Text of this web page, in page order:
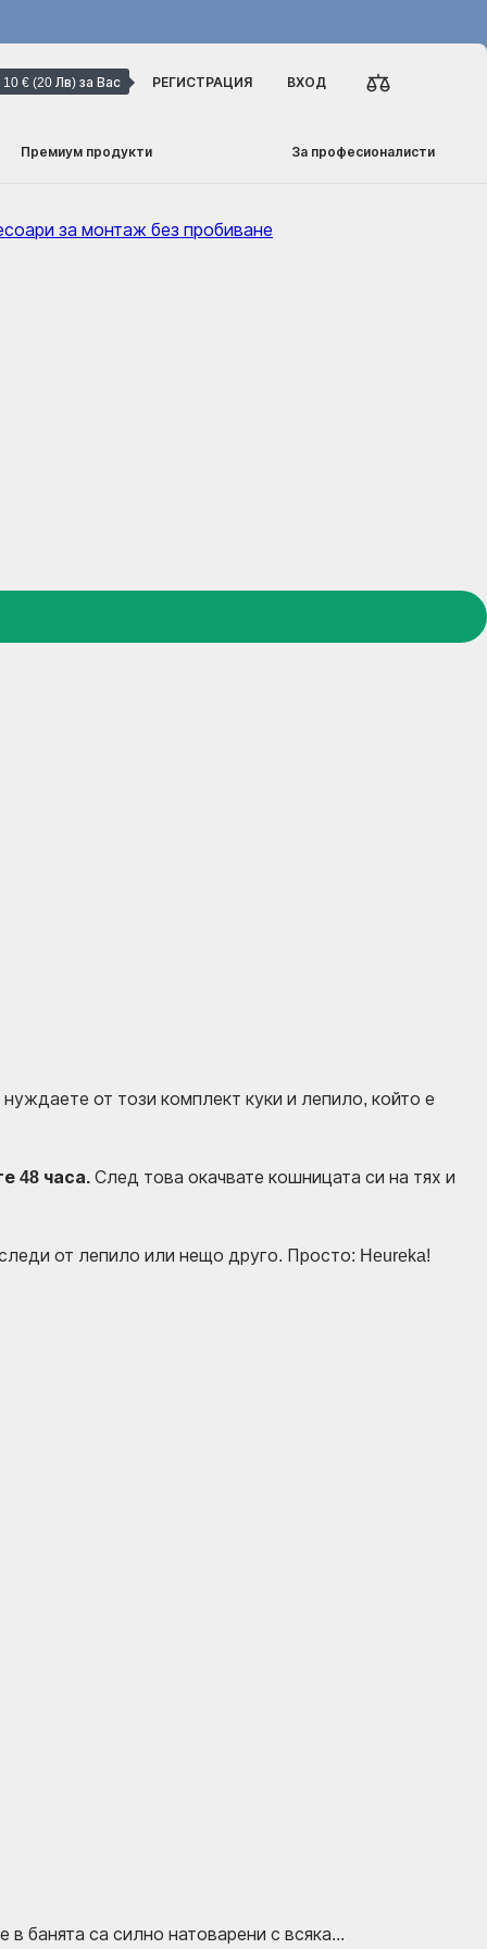
10 € (20 Лв) за Вас РЕГИСТРАЦИЯ ВХОД
Премиум продукти За професионалисти
за монтаж без пробиване
от този комплект куки и лепило, който е
48 часа. След това окачвате кошницата си на тях и
от лепило или нещо друго. Просто: Heureka!
в банята са силно натоварени с всяка...